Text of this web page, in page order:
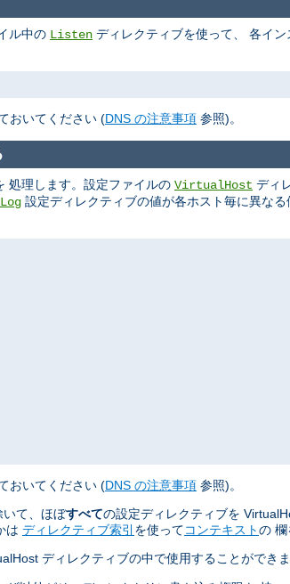
ル中の Listen ディレクティブを使って、 各イ
おいてください (DNS の注意事項 参照)。
処理します。設定ファイルの VirtualHost ディ
設定ディレクティブの値が各ホスト毎に異な
おいてください (DNS の注意事項 参照)。
いて、ほぼすべての設定ディレクティブを
は ディレクティブ索引 を使ってコンテキストの 欄
ディレクティブの中で使用することができま